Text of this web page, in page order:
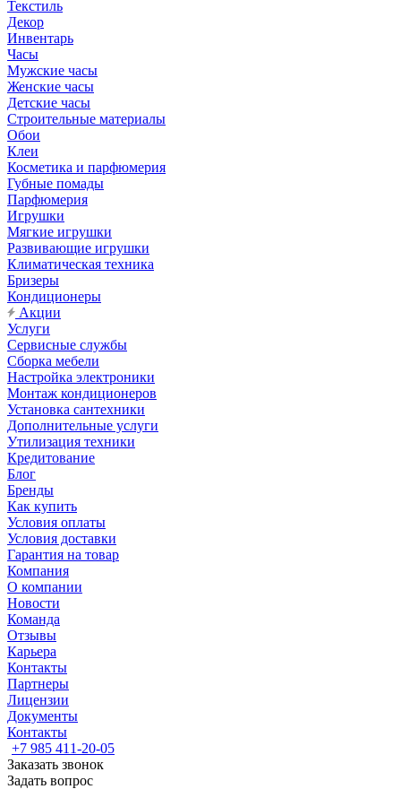
Текстиль
Декор
Инвентарь
Часы
Мужские часы
Женские часы
Детские часы
Строительные материалы
Обои
Клеи
Косметика и парфюмерия
Губные помады
Парфюмерия
Игрушки
Мягкие игрушки
Развивающие игрушки
Климатическая техника
Бризеры
Кондиционеры
Акции
Услуги
Сервисные службы
Сборка мебели
Настройка электроники
Монтаж кондиционеров
Установка сантехники
Дополнительные услуги
Утилизация техники
Кредитование
Блог
Бренды
Как купить
Условия оплаты
Условия доставки
Гарантия на товар
Компания
О компании
Новости
Команда
Отзывы
Карьера
Контакты
Партнеры
Лицензии
Документы
Контакты
+7 985 411-20-05
Заказать звонок
Задать вопрос